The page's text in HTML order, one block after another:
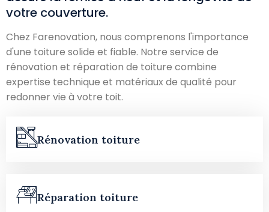
votre couverture.
Chez Farenovation, nous comprenons l'importance
d'une toiture solide et fiable. Notre service de
rénovation et réparation de toiture combine
expertise technique et matériaux de qualité pour
redonner vie à votre toit.
Rénovation toiture
Réparation toiture